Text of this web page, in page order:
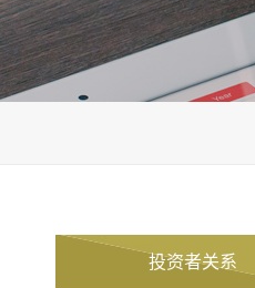
投资者关系